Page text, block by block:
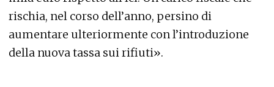
rischia, nel corso dell’anno, persino di
aumentare ulteriormente con l’introduzione
della nuova tassa sui rifiuti».